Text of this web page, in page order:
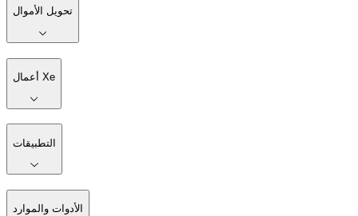
تحويل الأموال
أعمال Xe
التطبيقات
الأدوات والموارد